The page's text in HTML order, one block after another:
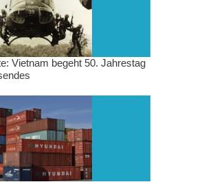
Vietnam begeht 50. Jahrestag